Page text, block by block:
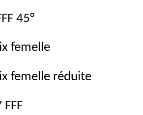
45°
femelle
femelle réduite
FFF